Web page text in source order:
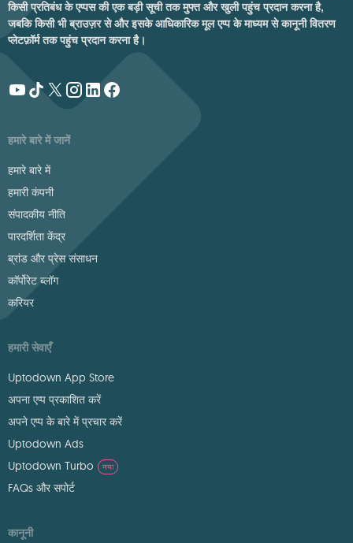
किसी प्रतिबंध के एप्पस की एक बड़ी सूची तक मुफ्त और खुली पहुंच प्रदान करना है,
जबकि किसी भी ब्राउज़र से और इसके आधिकारिक मूल एप्प के माध्यम से कानूनी वितरण
प्लेटफ़ॉर्म तक पहुंच प्रदान करना है।
हमारे बारे में जानें
हमारे बारे में
हमारी कंपनी
संपादकीय नीति
पारदर्शिता केंद्र
ब्रांड और प्रेस संसाधन
कॉर्पोरेट ब्लॉग
करियर
हमारी सेवाएँ
Uptodown App Store
अपना एप्प प्रकाशित करें
अपने एप्प के बारे में प्रचार करें
Uptodown Ads
Uptodown Turbo
नया
FAQs और सपोर्ट
कानूनी